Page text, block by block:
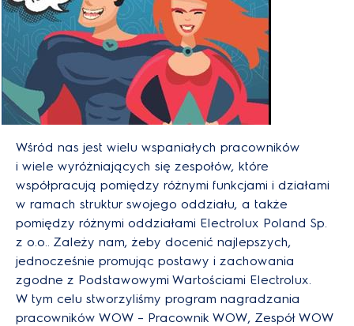
Wśród nas jest wielu wspaniałych pracowników
i wiele wyróżniających się zespołów, które
współpracują pomiędzy różnymi funkcjami i działami
w ramach struktur swojego oddziału, a także
pomiędzy różnymi oddziałami Electrolux Poland Sp.
z o.o.. Zależy nam, żeby docenić najlepszych,
jednocześnie promując postawy i zachowania
zgodne z Podstawowymi Wartościami Electrolux.
W tym celu stworzyliśmy program nagradzania
pracowników WOW – Pracownik WOW, Zespół WOW